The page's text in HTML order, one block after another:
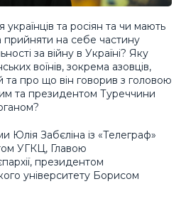
та росіян та чи мають
прийняти на себе частину
за війну в Україні? Яку
воїнів, зокрема азовців,
та про що він говорив з головою
та президентом Туреччини
Юлія Забєліна із «Телеграф»
УГКЦ, Главою
президентом
університету Борисом